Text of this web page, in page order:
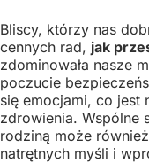
Bliscy, którzy nas
cennych rad, jak
zdominowała nasze
poczucie
się emocjami, co jest
zdrowienia. Wspólne
rodziną może
natrętnych myśli i